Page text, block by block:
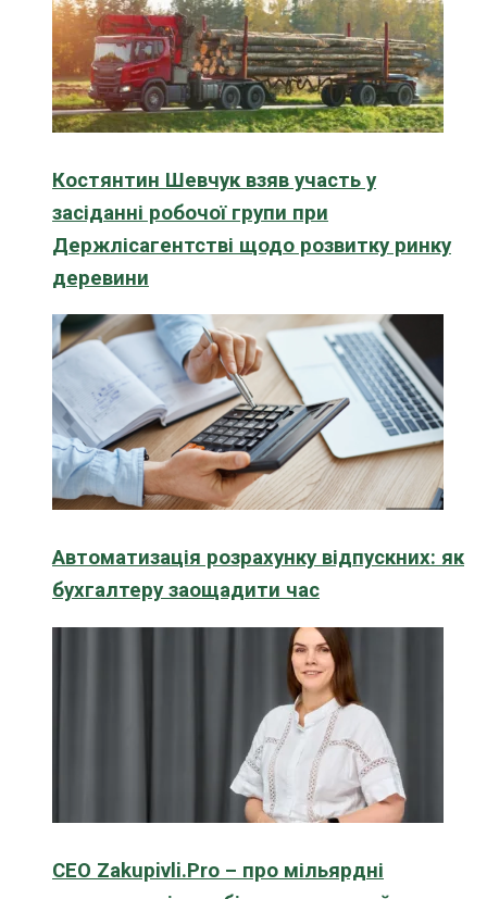
Костянтин Шевчук взяв участь у
засіданні робочої групи при
Держлісагентстві щодо розвитку ринку
деревини
Автоматизація розрахунку відпускних: як
бухгалтеру заощадити час
CEO Zakupivli.Pro – про мільярдні